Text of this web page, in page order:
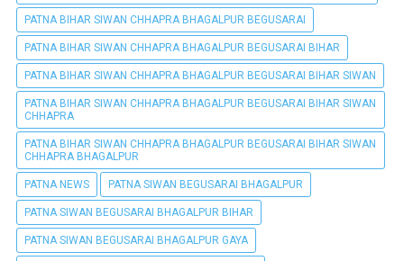
PATNA BIHAR SIWAN CHHAPRA BHAGALPUR BEGUSARAI
PATNA BIHAR SIWAN CHHAPRA BHAGALPUR BEGUSARAI BIHAR
PATNA BIHAR SIWAN CHHAPRA BHAGALPUR BEGUSARAI BIHAR SIWAN
PATNA BIHAR SIWAN CHHAPRA BHAGALPUR BEGUSARAI BIHAR SIWAN
CHHAPRA
PATNA BIHAR SIWAN CHHAPRA BHAGALPUR BEGUSARAI BIHAR SIWAN
CHHAPRA BHAGALPUR
PATNA NEWS PATNA SIWAN BEGUSARAI BHAGALPUR
PATNA SIWAN BEGUSARAI BHAGALPUR BIHAR
PATNA SIWAN BEGUSARAI BHAGALPUR GAYA